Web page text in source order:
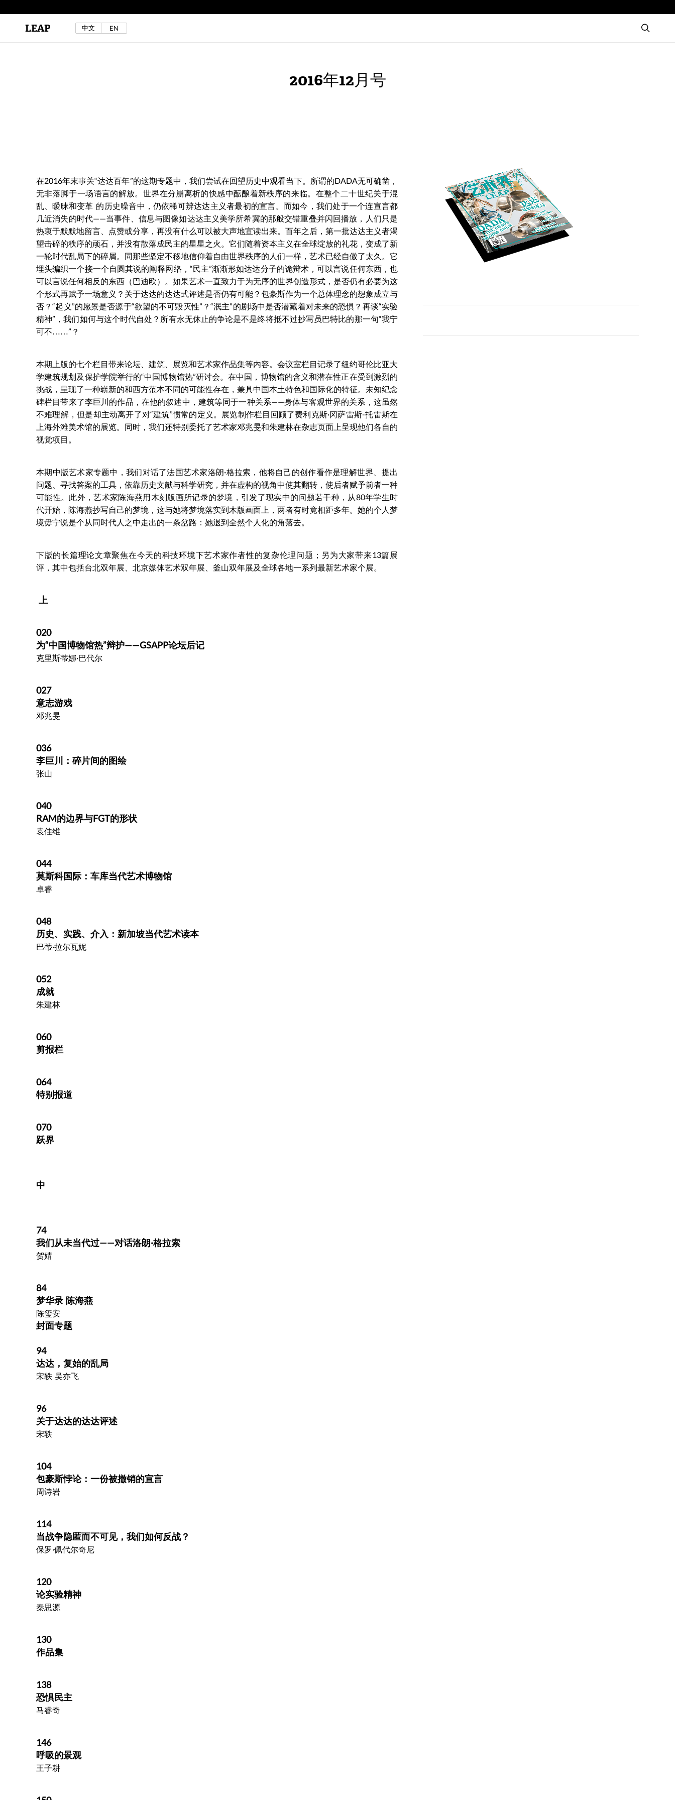
区秀诒与陈侑汝，《噩梦摇摆》，2024年。
LEAP 中文 EN
2016年12月号
在2016年末事关“达达百年”的这期专题中，我们尝试在回望历史中观看当下。所谓的DADA无可确凿，
无非落脚于一场语言的解放。世界在分崩离析的快感中酝酿着新秩序的来临。在整个二十世纪关于混
乱、暧昧和变革 的历史噪音中，仍依稀可辨达达主义者最初的宣言。而如今，我们处于一个连宣言都
几近消失的时代——当事件、信息与图像如达达主义美学所希冀的那般交错重叠并闪回播放，人们只是
热衷于默默地留言、点赞或分享，再没有什么可以被大声地宣读出来。百年之后，第一批达达主义者渴
望击碎的秩序的顽石，并没有散落成民主的星星之火。它们随着资本主义在全球绽放的礼花，变成了新
一轮时代乱局下的碎屑。同那些坚定不移地信仰着自由世界秩序的人们一样，艺术已经自傲了太久。它
埋头编织一个接一个自圆其说的阐释网络，“民主”渐渐形如达达分子的诡辩术，可以言说任何东西，也
可以言说任何相反的东西（巴迪欧）。如果艺术一直致力于为无序的世界创造形式，是否仍有必要为这
个形式再赋予一场意义？关于达达的达达式评述是否仍有可能？包豪斯作为一个总体理念的想象成立与
否？“起义”的愿景是否源于“欲望的不可毁灭性”？“泯主”的剧场中是否潜藏着对未来的恐惧？再谈“实验
精神”，我们如何与这个时代自处？所有永无休止的争论是不是终将抵不过抄写员巴特比的那一句“我宁
可不……”？
本期上版的七个栏目带来论坛、建筑、展览和艺术家作品集等内容。会议室栏目记录了纽约哥伦比亚大
学建筑规划及保护学院举行的“中国博物馆热”研讨会。在中国，博物馆的含义和潜在性正在受到激烈的
挑战，呈现了一种崭新的和西方范本不同的可能性存在，兼具中国本土特色和国际化的特征。未知纪念
碑栏目带来了李巨川的作品，在他的叙述中，建筑等同于一种关系——身体与客观世界的关系，这虽然
不难理解，但是却主动离开了对“建筑”惯常的定义。展览制作栏目回顾了费利克斯·冈萨雷斯-托雷斯在
上海外滩美术馆的展览。同时，我们还特别委托了艺术家邓兆旻和朱建林在杂志页面上呈现他们各自的
视觉项目。
本期中版艺术家专题中，我们对话了法国艺术家洛朗·格拉索，他将自己的创作看作是理解世界、提出
问题、寻找答案的工具，依靠历史文献与科学研究，并在虚构的视角中使其翻转，使后者赋予前者一种
可能性。此外，艺术家陈海燕用木刻版画所记录的梦境，引发了现实中的问题若干种，从80年学生时
代开始，陈海燕抄写自己的梦境，这与她将梦境落实到木版画面上，两者有时竟相距多年。她的个人梦
境毋宁说是个从同时代人之中走出的一条岔路：她退到全然个人化的角落去。
下版的长篇理论文章聚焦在今天的科技环境下艺术家作者性的复杂伦理问题；另为大家带来13篇展
评，其中包括台北双年展、北京媒体艺术双年展、釜山双年展及全球各地一系列最新艺术家个展。
上
020
为“中国博物馆热”辩护——GSAPP论坛后记
克里斯蒂娜·巴代尔
027
意志游戏
邓兆旻
036
李巨川：碎片间的图绘
张山
040
RAM的边界与FGT的形状
袁佳维
044
莫斯科国际：车库当代艺术博物馆
卓睿
048
历史、实践、介入：新加坡当代艺术读本
巴蒂·拉尔瓦妮
052
成就
朱建林
060
剪报栏
064
特别报道
070
跃界
中
74
我们从未当代过——对话洛朗·格拉索
贺婧
84
梦华录 陈海燕
陈玺安
封面专题
94
达达，复始的乱局
宋轶 吴亦飞
96
关于达达的达达评述
宋轶
104
包豪斯悖论：一份被撤销的宣言
周诗岩
114
当战争隐匿而不可见，我们如何反战？
保罗·佩代尔奇尼
120
论实验精神
秦思源
130
作品集
138
恐惧民主
马睿奇
146
呼吸的景观
王子耕